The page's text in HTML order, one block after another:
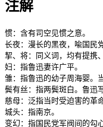
注解
惯：含有司空见惯之意。
长夜：漫长的黑夜，喩国民
挈、将：同义词，均有提携
妇：指鲁迅妻许广平。
雏：指鲁迅的幼子周海婴。
鬓有丝：指两鬓斑白。鲁迅
慈母：泛指当时受迫害的革
城头：指南京。
变幻：指国民党军阀间的勾